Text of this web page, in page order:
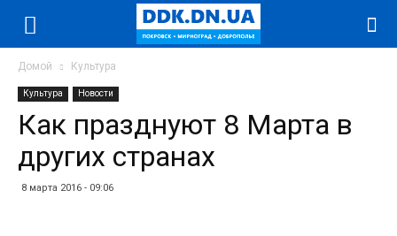
Домой Культура
Культура Новости
Как празднуют 8 Марта в
других странах
8 марта 2016 - 09:06